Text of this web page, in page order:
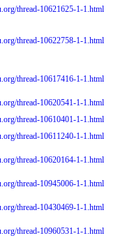
thread-10621625-1-1.html
thread-10622758-1-1.html
thread-10617416-1-1.html
thread-10620541-1-1.html
thread-10610401-1-1.html
thread-10611240-1-1.html
thread-10620164-1-1.html
thread-10945006-1-1.html
thread-10430469-1-1.html
thread-10960531-1-1.html